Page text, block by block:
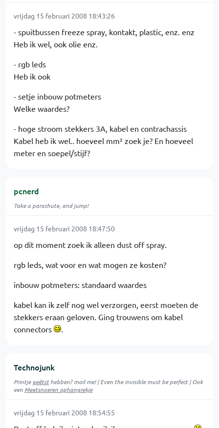
vrijdag 15 februari 2008 18:43:26
- spuitbussen freeze spray, kontakt, plastic, enz. enz
Heb ik wel, ook olie enz.
- rgb leds
Heb ik ook
- setje inbouw potmeters
Welke waardes?
- hoge stroom stekkers 3A, kabel en contrachassis
Kabel heb ik wel.. hoeveel mm² zoek je? En hoeveel
meter en soepel/stijf?
pcnerd
Take a parachute, and jump!
vrijdag 15 februari 2008 18:47:50
op dit moment zoek ik alleen dust off spray.
rgb leds, wat voor en wat mogen ze kosten?
inbouw potmeters: standaard waardes
kabel kan ik zelf nog wel verzorgen, eerst moeten de
stekkers eraan geloven. Ging trouwens om kabel
connectors
.
Technojunk
Printjegeëtsthebben? mail me! | Even the invisible must be perfect | Ook
een Meetsnoeren ophangrekje
vrijdag 15 februari 2008 18:54:55